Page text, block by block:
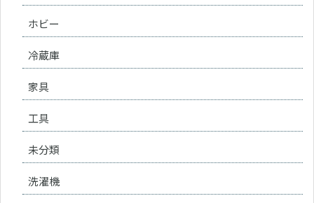
ホビー
冷蔵庫
家具
工具
未分類
洗濯機